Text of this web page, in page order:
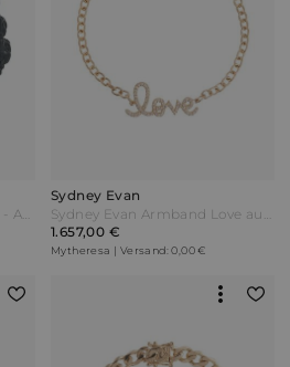
Sydney Evan
1.657,00 €
Mytheresa | Versand: 0,00 €